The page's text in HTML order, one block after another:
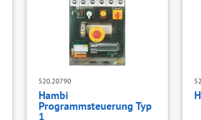
520.20790
Hambi
Programmsteuerung Typ
1